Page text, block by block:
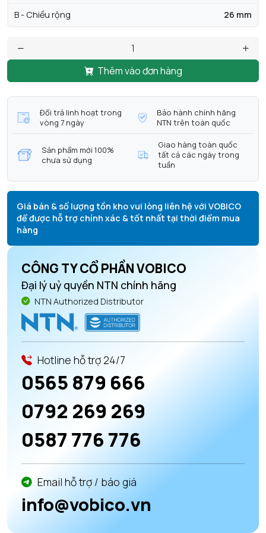
B - Chiều rộng 26 mm
Thêm vào đơn hàng
Đổi trả linh hoạt trong
vòng 7 ngày
Bảo hành chính hãng
NTN trên toàn quốc
Sản phẩm mới 100%
chưa sử dụng
Giao hàng toàn quốc
tất cả các ngày trong
tuần
Giá bán & số lượng tồn kho vui lòng liên hệ với VOBICO
để được hỗ trợ chính xác & tốt nhất tại thời điểm mua
hàng
CÔNG TY CỔ PHẦN VOBICO
Đại lý uỷ quyền NTN chính hãng
NTN Authorized Distributor
Hotline hỗ trợ 24/7
0565 879 666
0792 269 269
0587 776 776
Email hỗ trợ / báo giá
info@vobico.vn